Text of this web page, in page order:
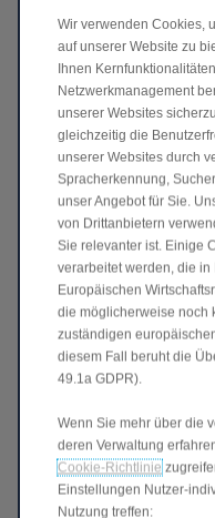
Wir verwenden Cookies,
auf unserer Website zu
Ihnen
Netzwerkmanagement
unserer Websites
gleichzeitig die
unserer Websites durch
Spracherkennung,
unser Angebot für Sie.
von Drittanbietern
Sie relevanter ist. Einige
verarbeitet werden, die
Europäischen
die möglicherweise noch
zuständigen
diesem Fall beruht die
49.1a GDPR).
Wenn Sie mehr über die
deren Verwaltung
Cookie-Richtlinie
Einstellungen Nutzer-
Nutzung treffen: